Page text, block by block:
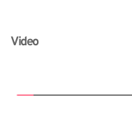
Video